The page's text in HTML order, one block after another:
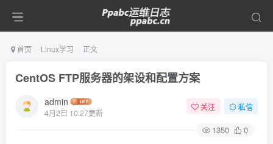
首页 Linux学习 正文
CentOS FTP服务器的架设和配置方案
admin
4月2日 10:27更新
关注 私信
1350 0